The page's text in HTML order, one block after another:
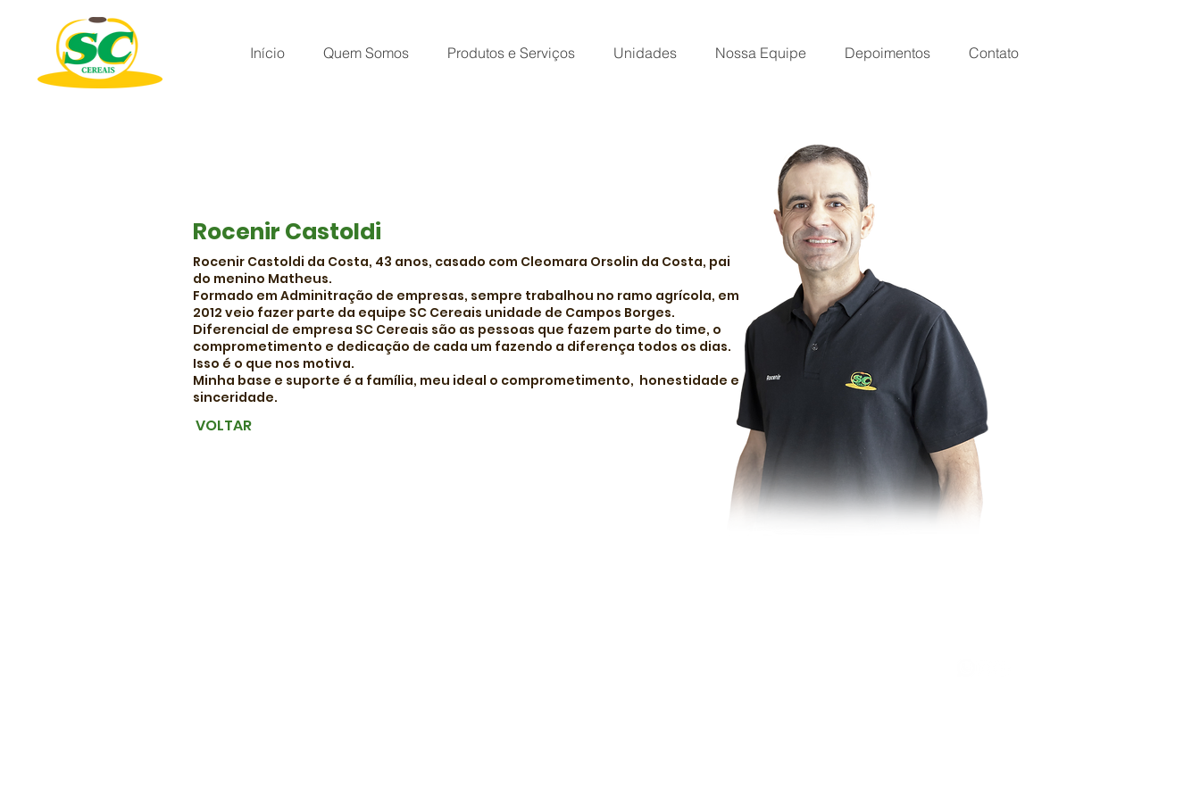
Início Quem Somos Produtos e Serviços Unidades Nossa Equipe Depoimentos Contato
Rocenir Castoldi
Rocenir Castoldi da Costa, 43 anos, casado com Cleomara Orsolin da Costa, pai
do menino Matheus.
Formado em Adminitração de empresas, sempre trabalhou no ramo agrícola, em
2012 veio fazer parte da equipe SC Cereais unidade de Campos Borges.
Diferencial de empresa SC Cereais são as pessoas que fazem parte do time, o
comprometimento e dedicação de cada um fazendo a diferença todos os dias.
Isso é o que nos motiva.
Minha base e suporte é a família, meu ideal o comprometimento, honestidade e
sinceridade.
VOLTAR